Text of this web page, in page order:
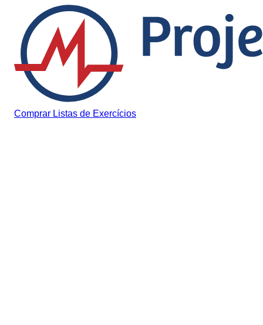
Pular para o conteúdo
Comprar Listas de Exercícios